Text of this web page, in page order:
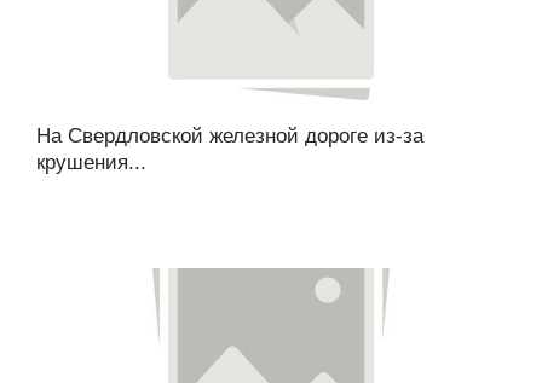
На Свердловской железной дороге из-за
крушения...